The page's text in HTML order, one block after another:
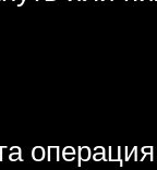
операция